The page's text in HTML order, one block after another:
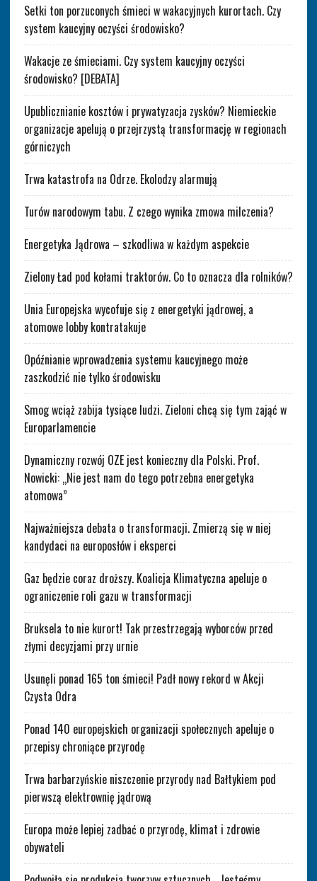
Setki ton porzuconych śmieci w wakacyjnych kurortach. Czy
system kaucyjny oczyści środowisko?
Wakacje ze śmieciami. Czy system kaucyjny oczyści
środowisko? [DEBATA]
Upublicznianie kosztów i prywatyzacja zysków? Niemieckie
organizacje apelują o przejrzystą transformację w regionach
górniczych
Trwa katastrofa na Odrze. Ekolodzy alarmują
Turów narodowym tabu. Z czego wynika zmowa milczenia?
Energetyka Jądrowa – szkodliwa w każdym aspekcie
Zielony Ład pod kołami traktorów. Co to oznacza dla rolników?
Unia Europejska wycofuje się z energetyki jądrowej, a
atomowe lobby kontratakuje
Opóźnianie wprowadzenia systemu kaucyjnego może
zaszkodzić nie tylko środowisku
Smog wciąż zabija tysiące ludzi. Zieloni chcą się tym zająć w
Europarlamencie
Dynamiczny rozwój OZE jest konieczny dla Polski. Prof.
Nowicki: „Nie jest nam do tego potrzebna energetyka
atomowa”
Najważniejsza debata o transformacji. Zmierzą się w niej
kandydaci na europosłów i eksperci
Gaz będzie coraz droższy. Koalicja Klimatyczna apeluje o
ograniczenie roli gazu w transformacji
Bruksela to nie kurort! Tak przestrzegają wyborców przed
złymi decyzjami przy urnie
Usunęli ponad 165 ton śmieci! Padł nowy rekord w Akcji
Czysta Odra
Ponad 140 europejskich organizacji społecznych apeluje o
przepisy chroniące przyrodę
Trwa barbarzyńskie niszczenie przyrody nad Bałtykiem pod
pierwszą elektrownię jądrową
Europa może lepiej zadbać o przyrodę, klimat i zdrowie
obywateli